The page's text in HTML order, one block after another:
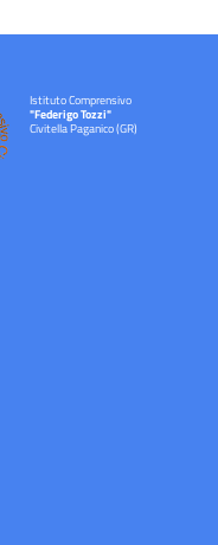
Istituto Comprensivo
"Federigo Tozzi"
Civitella Paganico (GR)